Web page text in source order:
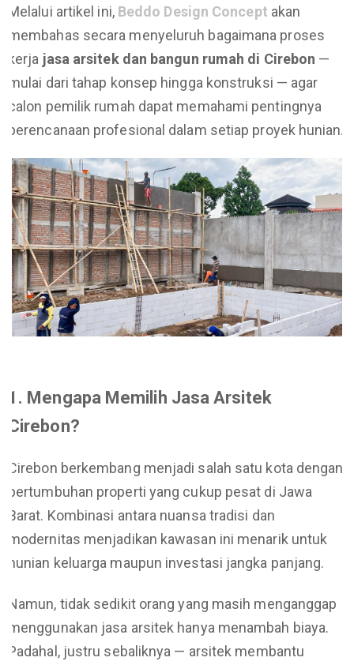
Melalui artikel ini, Beddo Design Concept akan
membahas secara menyeluruh bagaimana proses
kerja jasa arsitek dan bangun rumah di Cirebon —
mulai dari tahap konsep hingga konstruksi — agar
calon pemilik rumah dapat memahami pentingnya
perencanaan profesional dalam setiap proyek hunian.
1. Mengapa Memilih Jasa Arsitek
Cirebon?
Cirebon berkembang menjadi salah satu kota dengan
pertumbuhan properti yang cukup pesat di Jawa
Barat. Kombinasi antara nuansa tradisi dan
modernitas menjadikan kawasan ini menarik untuk
hunian keluarga maupun investasi jangka panjang.
Namun, tidak sedikit orang yang masih menganggap
menggunakan jasa arsitek hanya menambah biaya.
Padahal, justru sebaliknya — arsitek membantu